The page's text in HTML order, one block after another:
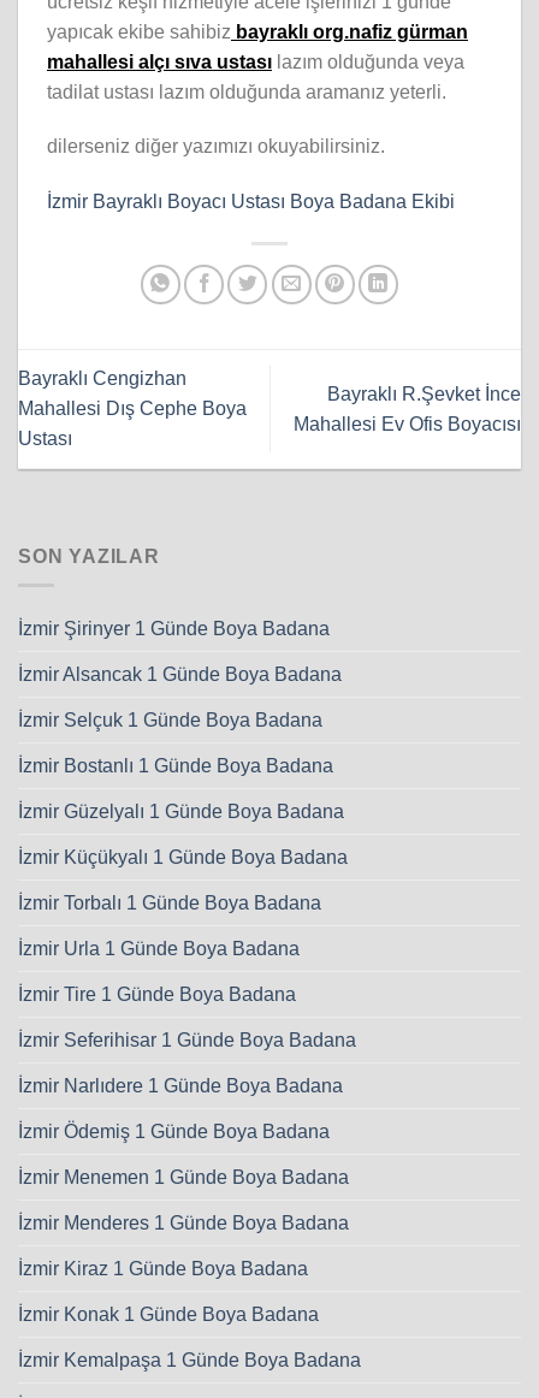
yapıcak ekibe sahibiz bayraklı org.nafiz gürman
mahallesi alçı sıva ustası lazım olduğunda veya
tadilat ustası lazım olduğunda aramanız yeterli.
dilerseniz diğer yazımızı okuyabilirsiniz.
İzmir Bayraklı Boyacı Ustası Boya Badana Ekibi
Bayraklı Cengizhan
Mahallesi Dış Cephe Boya
Ustası
Bayraklı R.Şevket İnce
Mahallesi Ev Ofis Boyacısı
SON YAZILAR
İzmir Şirinyer 1 Günde Boya Badana
İzmir Alsancak 1 Günde Boya Badana
İzmir Selçuk 1 Günde Boya Badana
İzmir Bostanlı 1 Günde Boya Badana
İzmir Güzelyalı 1 Günde Boya Badana
İzmir Küçükyalı 1 Günde Boya Badana
İzmir Torbalı 1 Günde Boya Badana
İzmir Urla 1 Günde Boya Badana
İzmir Tire 1 Günde Boya Badana
İzmir Seferihisar 1 Günde Boya Badana
İzmir Narlıdere 1 Günde Boya Badana
İzmir Ödemiş 1 Günde Boya Badana
İzmir Menemen 1 Günde Boya Badana
İzmir Menderes 1 Günde Boya Badana
İzmir Kiraz 1 Günde Boya Badana
İzmir Konak 1 Günde Boya Badana
İzmir Kemalpaşa 1 Günde Boya Badana